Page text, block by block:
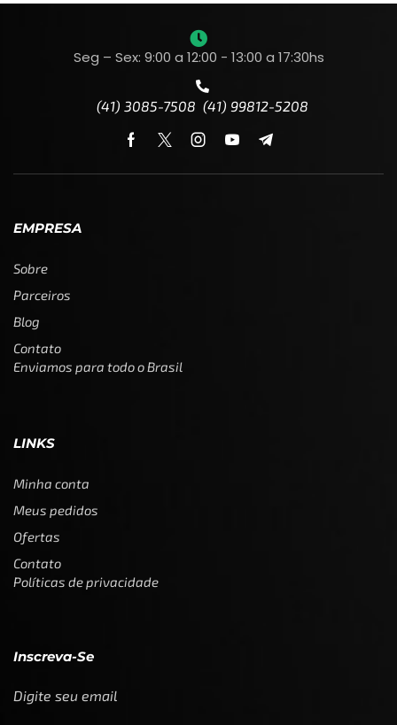
Seg – Sex: 9:00 a 12:00 - 13:00 a 17:30hs
(41) 3085-7508 (41) 99812-5208
EMPRESA
Sobre
Parceiros
Blog
Contato
Enviamos para todo o Brasil
LINKS
Minha conta
Meus pedidos
Ofertas
Contato
Políticas de privacidade
Inscreva-Se
Digite seu email